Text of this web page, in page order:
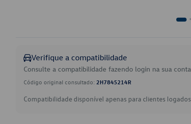
Verifique a compatibilidade
Consulte a compatibilidade fazendo login na sua
Código original consultado: 2H7845214R
Compatibilidade disponível apenas para clientes